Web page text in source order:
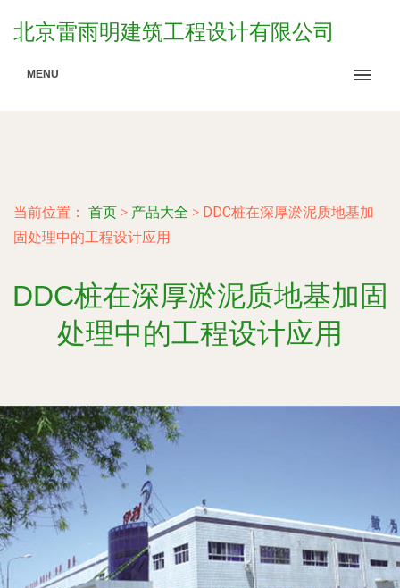
北京雷雨明建筑工程设计有限公司
MENU
当前位置： 首页 > 产品大全 > DDC桩在深厚淤泥质地基加
固处理中的工程设计应用
DDC桩在深厚淤泥质地基加固
处理中的工程设计应用